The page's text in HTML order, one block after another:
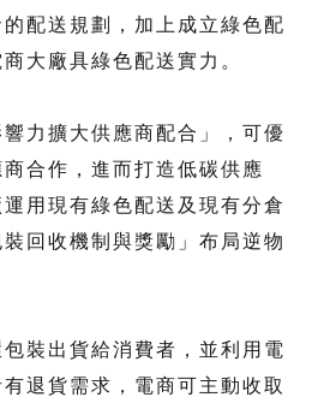
配送規劃，加上成立綠色配
大廠具綠色配送實力。
力擴大供應商配合」，可優
合作，進而打造低碳供應
用現有綠色配送及現有分倉
回收機制與獎勵」布局逆物
裝出貨給消費者，並利用電
退貨需求，電商可主動收取